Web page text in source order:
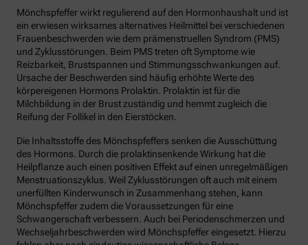
Mönchspfeffer wirkt regulierend auf den Hormonhaushalt und ist
ein erwiesen wirksames alternatives Heilmittel bei verschiedenen
Frauenbeschwerden wie dem prämenstruellen Syndrom (PMS)
und Zyklusstörungen. Beim PMS treten oft Symptome wie
Reizbarkeit, Brustspannen und Stimmungsschwankungen auf.
Ursache der Beschwerden sind häufig erhöhte Werte des
körpereigenen Hormons Prolaktin. Prolaktin ist für die
Milchbildung in der Brust zuständig und hemmt zugleich die
Reifung der Follikel in den Eierstöcken.
Die Inhaltsstoffe des Mönchspfeffers senken die Ausschüttung
des Hormons. Durch die prolaktinsenkende Wirkung hat die
Heilpflanze auch einen positiven Effekt auf einen unregelmäßigen
Menstruationszyklus. Weil Zyklusstörungen oft auch mit einem
unerfüllten Kinderwunsch in Zusammenhang stehen, kann
Mönchspfeffer zudem die Voraussetzungen für eine
Schwangerschaft verbessern. Auch bei Periodenschmerzen und
Wechseljahrbeschwerden wird Mönchspfeffer eingesetzt. Hierzu